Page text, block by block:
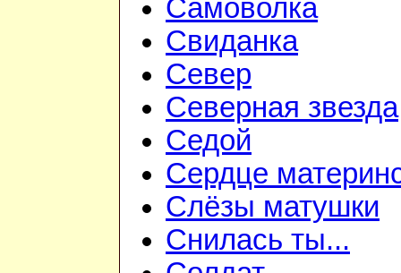
Самоволка
Свиданка
Север
Северная звезда
Седой
Сердце
Слёзы матушки
Снилась ты...